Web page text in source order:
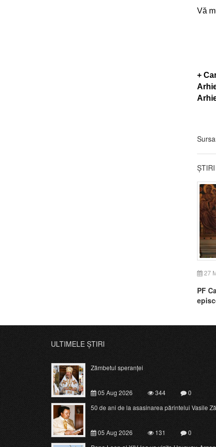
Vă
+
27
PF
ULTIMELE ȘTIRI
Zâmbetul speranței
05 Aug 2026 344
0
50 de ani de la asasinarea părintelui Vasile
05 Aug 2026 131
0